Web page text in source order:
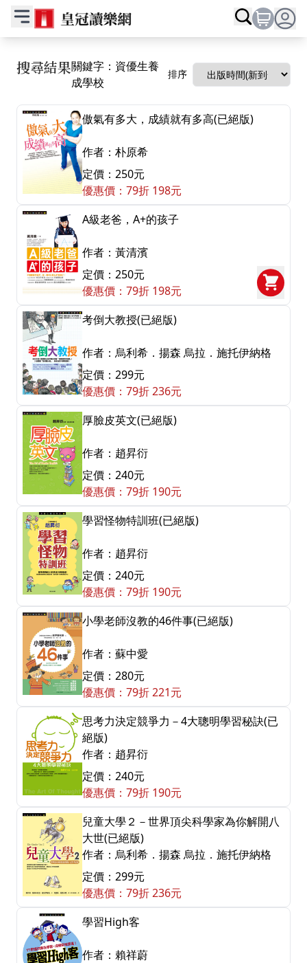
搜尋結果關鍵字：資優生養
成學校
排序
傲氣有多大，成績就有多高(已絕版)
作者：朴原希
定價：250元
優惠價：79折 198元
A級老爸，A+的孩子
作者：黃清濱
定價：250元
優惠價：79折 198元
考倒大教授(已絕版)
作者：烏利希．揚森 烏拉．施托伊納格
定價：299元
優惠價：79折 236元
厚臉皮英文(已絕版)
作者：趙昇衍
定價：240元
優惠價：79折 190元
學習怪物特訓班(已絕版)
作者：趙昇衍
定價：240元
優惠價：79折 190元
小學老師沒教的46件事(已絕版)
作者：蘇中愛
定價：280元
優惠價：79折 221元
思考力決定競爭力－4大聰明學習秘訣(已
絕版)
作者：趙昇衍
定價：240元
優惠價：79折 190元
兒童大學２－世界頂尖科學家為你解開八
大世(已絕版)
作者：烏利希．揚森 烏拉．施托伊納格
定價：299元
優惠價：79折 236元
學習High客
作者：賴祥蔚